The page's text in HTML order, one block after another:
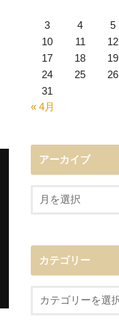
3
4 5
10
11 12
17
18 19
24
25 26
31
« 4月
アーカイブ
カテゴリー